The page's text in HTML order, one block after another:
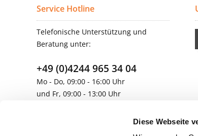
Diese Webseite
Service Hotline
Telefonische Unterstützung und
Beratung unter:
+49 (0)4244 965 34 04
Mo - Do, 09:00 - 16:00 Uhr
und Fr, 09:00 - 13:00 Uhr